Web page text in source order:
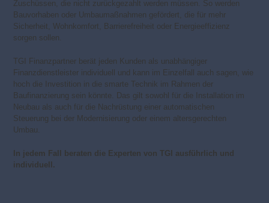
Zuschüssen, die nicht zurück­gezahlt werden müssen. So werden
Bauvorhaben oder Umbaumaßnahmen gefördert, die für mehr
Sicherheit, Wohnkomfort, Barrierefreiheit oder Energieeffizienz
sorgen sollen.
TGI Finanzpartner berät jeden Kunden als unabhängiger
Finanzdienstleister individuell und kann im Einzelfall auch sagen, wie
hoch die Investition in die smarte Technik im Rahmen der
Baufinanzierung sein könnte. Das gilt sowohl für die Installation im
Neubau als auch für die Nachrüstung einer automatischen
Steuerung bei der Modernisierung oder einem altersgerechten
Umbau.
In jedem Fall beraten die Experten von TGI ausführlich und
individuell.